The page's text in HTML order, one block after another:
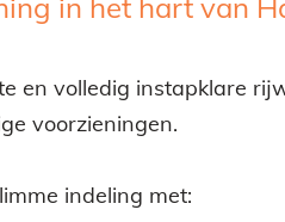
en volledig instapklare
voorzieningen.
indeling met: